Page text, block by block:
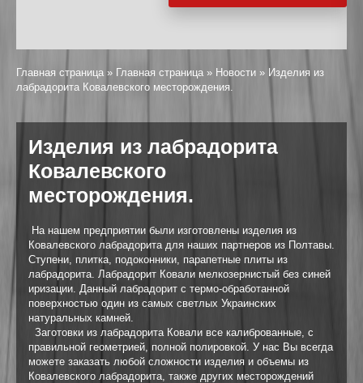
Главная страница » Главная страница » Новости » Изделия из
лабрадорита Ковалевского месторождения.
Изделия из лабрадорита
Ковалевского
месторождения.
На нашем предприятии были изготовлены изделия из
Ковалевского лабрадорита для наших партнеров из Полтавы.
Ступени, плитка, подоконники, парапетные плиты из
лабрадорита. Лабрадорит Ковали мелкозернистый без синей
иризации. Данный лабрадорит с термо-обработанной
поверхностью один из самых светлых Украинских
натуральных камней.
Заготовки из лабрадорита Ковали все калиброванные, с
правильной геометрией, полной полировкой. У нас Вы всегда
можете заказать любой сложности изделия и объемы из
Ковалевского лабрадорита, также других месторождений